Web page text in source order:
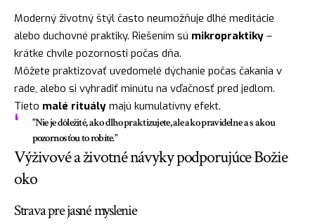
Moderný životný štýl často neumožňuje dlhé meditácie
alebo duchovné praktiky. Riešením sú mikropraktiky –
krátke chvíle pozornosti počas dňa.
Môžete praktizovať uvedomelé dýchanie počas čakania v
rade, alebo si vyhradiť minútu na vďačnosť pred jedlom.
Tieto malé rituály majú kumulatívny efekt.
"Nie je dôležité, ako dlho praktizujete, ale ako pravidelne a s akou
pozornosťou to robíte."
Výživové a životné návyky podporujúce Božie
oko
Strava pre jasné myslenie